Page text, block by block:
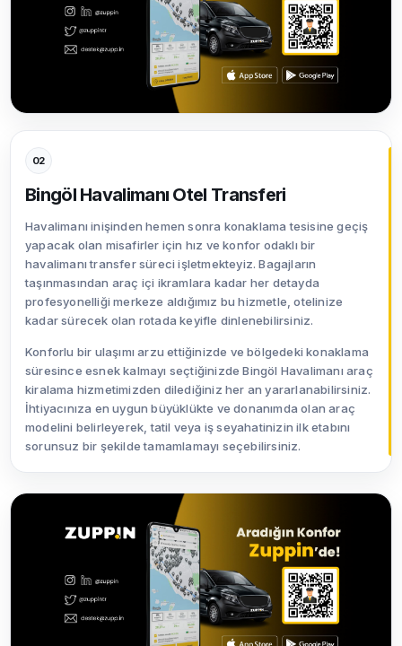
02
Bingöl Havalimanı Otel Transferi
Havalimanı inişinden hemen sonra konaklama tesisine geçiş
yapacak olan misafirler için hız ve konfor odaklı bir
havalimanı transfer süreci işletmekteyiz. Bagajların
taşınmasından araç içi ikramlara kadar her detayda
profesyonelliği merkeze aldığımız bu hizmetle, otelinize
kadar sürecek olan rotada keyifle dinlenebilirsiniz.
Konforlu bir ulaşımı arzu ettiğinizde ve bölgedeki konaklama
süresince esnek kalmayı seçtiğinizde Bingöl Havalimanı araç
kiralama hizmetimizden dilediğiniz her an yararlanabilirsiniz.
İhtiyacınıza en uygun büyüklükte ve donanımda olan araç
modelini belirleyerek, tatil veya iş seyahatinizin ilk etabını
sorunsuz bir şekilde tamamlamayı seçebilirsiniz.